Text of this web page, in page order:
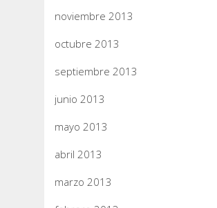
noviembre 2013
octubre 2013
septiembre 2013
junio 2013
mayo 2013
abril 2013
marzo 2013